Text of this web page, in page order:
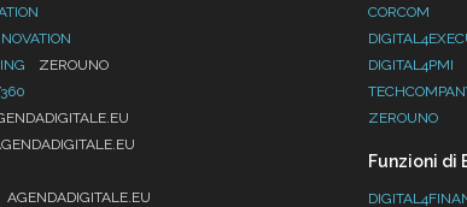
ZEROUNO
AGENDADIGITALE.EU
CORCOM
DIGITAL4PMI
ZEROUNO
Funzioni di